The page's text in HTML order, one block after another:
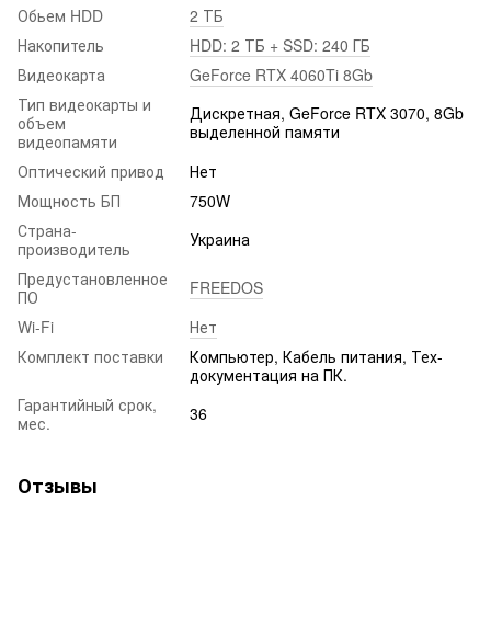
Обьем HDD
2 ТБ
Накопитель
HDD: 2 ТБ + SSD: 240 ГБ
Видеокарта
GeForce RTX 4060Ti 8Gb
Тип видеокарты и
объем
видеопамяти
Дискретная, GeForce RTX 3070, 8Gb
выделенной памяти
Оптический привод
Нет
Мощность БП
750W
Страна-
производитель
Украина
Предустановленное
ПО
FREEDOS
Wi-Fi
Нет
Комплект поставки
Компьютер, Кабель питания, Тех-
документация на ПК.
Гарантийный срок,
мес.
36
Отзывы